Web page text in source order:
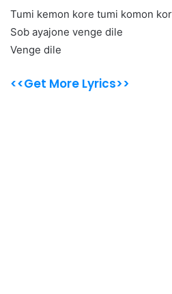
Tumi kemon kore tumi komon
Sob ayajone venge dile
Venge dile
<<Get More Lyrics>>